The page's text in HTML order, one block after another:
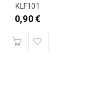
KLF101
0,90€